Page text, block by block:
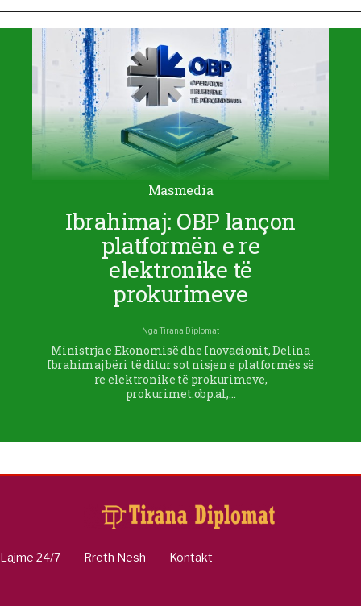
Masmedia
Ibrahimaj: OBP lançon
platformën e re
elektronike të
prokurimeve
NgaTirana Diplomat
Ministrja e Ekonomisë dhe Inovacionit, Delina
Ibrahimaj bëri të ditur sot nisjen e platformës së
re elektronike të prokurimeve,
prokurimet.obp.al,…
Lajme 24/7 Rreth Nesh Kontakt